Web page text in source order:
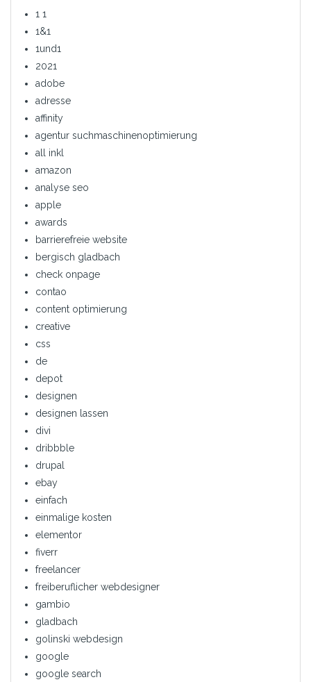
1 1
1&1
1und1
2021
adobe
adresse
affinity
agentur suchmaschinenoptimierung
all inkl
amazon
analyse seo
apple
awards
barrierefreie website
bergisch gladbach
check onpage
contao
content optimierung
creative
css
de
depot
designen
designen lassen
divi
dribbble
drupal
ebay
einfach
einmalige kosten
elementor
fiverr
freelancer
freiberuflicher webdesigner
gambio
gladbach
golinski webdesign
google
google search